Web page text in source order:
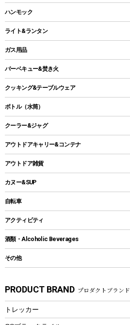
シェルターテント
ロッジ型・オリジナルテント
タープ
スクエアタープ（レクタタープ）
メッシュタープ
自立式タープ
パラソル
テントアクセサリー
ペグ
グランドシート
ガイドロープ
ツール
インナーシュラフ
インフレータブルマット
アウトドアテーブル
レジャーシート
ハンモック
ライト&ランタン
LEDランタン
ガスランタン
オイルランタン
LEDライト
ヘッドライト
キャンドル
ガス用品
ガスバーナー
ガス缶
ガストーチ、ライター
バーベキュー&焚き火
バーベキューコンロ、グリル
焚き火台タイプ（ロースタイル）グリル
卓上タイプグリル
パーティータイプグリル
鉄板、アミ
焚き火台&ストーブ
火起こし
バーベキューツール
クッキング&テーブルウェア
ダッチオーブン
ホットサンドメーカー
クッカーセット
シェラカップ
クッキングツール
ナイフ
カトラリー
マグカップ、カップ
ステンレスボトル
フードボトル
ボトル（水筒）
ステンレスボトル
コップ付きタイプ
ワンタッチタイプ
プラスチックボトル
ディズニーボトル
クーラー&ジャグ
クーラーボックス
クーラーバッグ
ウォータージャグ
保冷剤
アウトドアキャリー&コンテナ
アウトドアキャリー
アウトドア雑貨
バックパック&バッグ
リュック、バックパック
トートバッグ、サコッシュ
ショッピングキャリー
その他アウトドア雑貨
スプレー関係
ツール、他
カヌー&SUP
インフレータブル
カヤック
パドル
ヘルメット
エアーポンプ
自転車
折りたたみ自転車
スポーツサイクル
シティサイクル
自転車ウェア
アクティビティ
マリン
ラッシュガード
パラソル
フローティングベスト
酒類・Alcoholic Beverages
その他
湯たんぽ
防災用品
PRODUCT BRAND プロダクトブランド
トレッカー